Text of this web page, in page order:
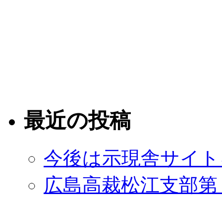
最近の投稿
今後は示現舎サイ
広島高裁松江支部